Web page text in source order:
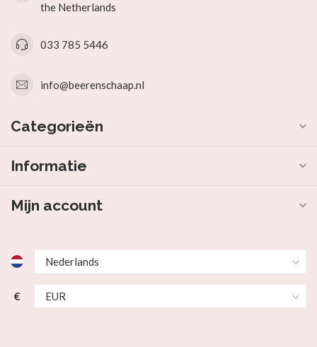
the Netherlands
033 785 5446
info@beerenschaap.nl
Categorieën
Informatie
Mijn account
€